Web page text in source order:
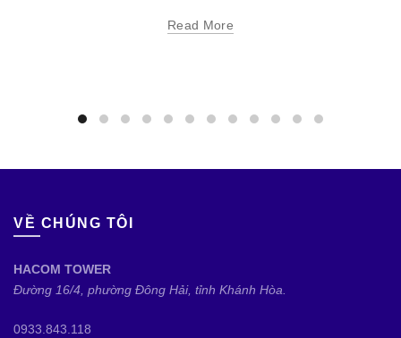
Read More
VỀ CHÚNG TÔI
HACOM TOWER
Đường 16/4, phường Đông Hải, tỉnh Khánh Hòa.
0933.843.118